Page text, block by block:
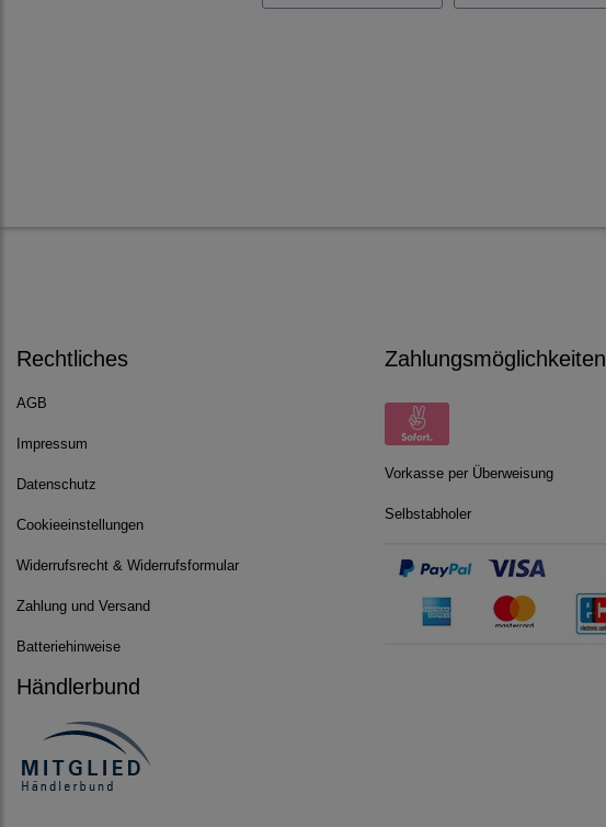
Rechtliches
AGB
Impressum
Datenschutz
Cookieeinstellungen
Widerrufsrecht & Widerrufsformular
Zahlung und Versand
Batteriehinweise
Händlerbund
Zahlungsmöglichkeiten
Vorkasse per Überweisung
Selbstabholer